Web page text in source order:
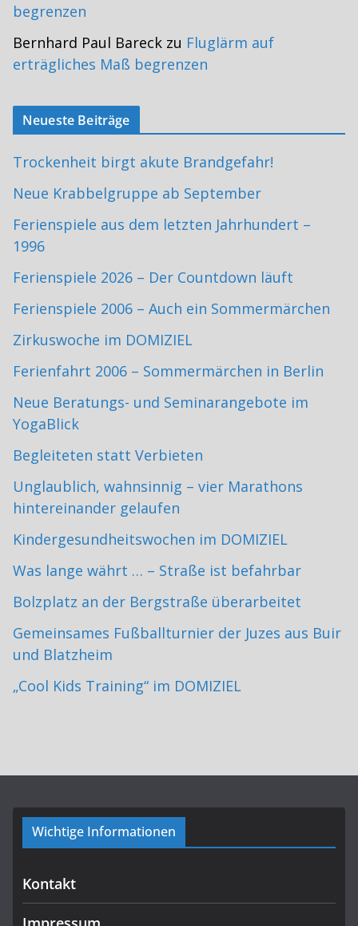
begrenzen
Bernhard Paul Bareck zu Fluglärm auf
erträgliches Maß begrenzen
Neueste Beiträge
Trockenheit birgt akute Brandgefahr!
Neue Krabbelgruppe ab September
Ferienspiele aus dem letzten Jahrhundert –
1996
Ferienspiele 2026 – Der Countdown läuft
Ferienspiele 2006 – Auch ein Sommermärchen
Zirkuswoche im DOMIZIEL
Ferienfahrt 2006 – Sommermärchen in Berlin
Neue Beratungs- und Seminarangebote im
YogaBlick
Begleiteten statt Verbieten
Unglaublich, wahnsinnig – vier Marathons
hintereinander gelaufen
Kindergesundheitswochen im DOMIZIEL
Was lange währt … – Straße ist befahrbar
Bolzplatz an der Bergstraße überarbeitet
Gemeinsames Fußballturnier der Juzes aus Buir
und Blatzheim
„Cool Kids Training“ im DOMIZIEL
Wichtige Informationen
Kontakt